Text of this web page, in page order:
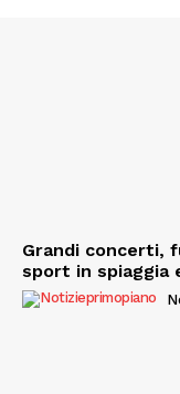
Grandi concerti,
sport in spiaggia